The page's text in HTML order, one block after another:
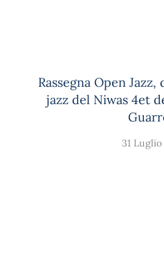
Rassegna Open
jazz del Niwas 4et
31